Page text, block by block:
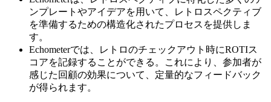
ンプレートやアイデアを用いて、レトロスペクティブ
を準備するための構造化されたプロセスを提供しま
す。
Echometerでは、レトロのチェックアウト時にROTIス
コアを記録することができる。これにより、参加者が
感じた回顧の効果について、定量的なフィードバック
が得られます。